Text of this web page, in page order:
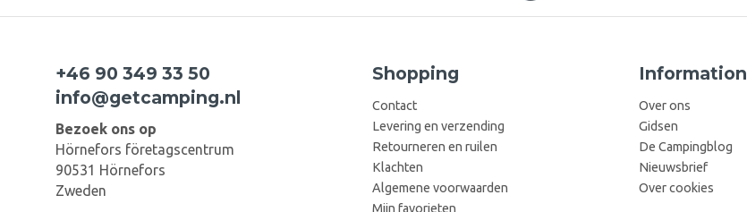
+46 90 349 33 50
info@getcamping.nl
Bezoek ons op
Hörnefors företagscentrum
90531 Hörnefors
Zweden
Shopping
Contact
Levering en verzending
Retourneren en ruilen
Klachten
Algemene voorwaarden
Mijn favorieten
Information
Over ons
Gidsen
De Campingblog
Nieuwsbrief
Over cookies